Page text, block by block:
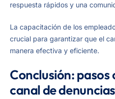
respuesta rápidos y una
La capacitación de los
crucial para garantizar que el
manera efectiva y eficiente.
Conclusión: pasos
canal de